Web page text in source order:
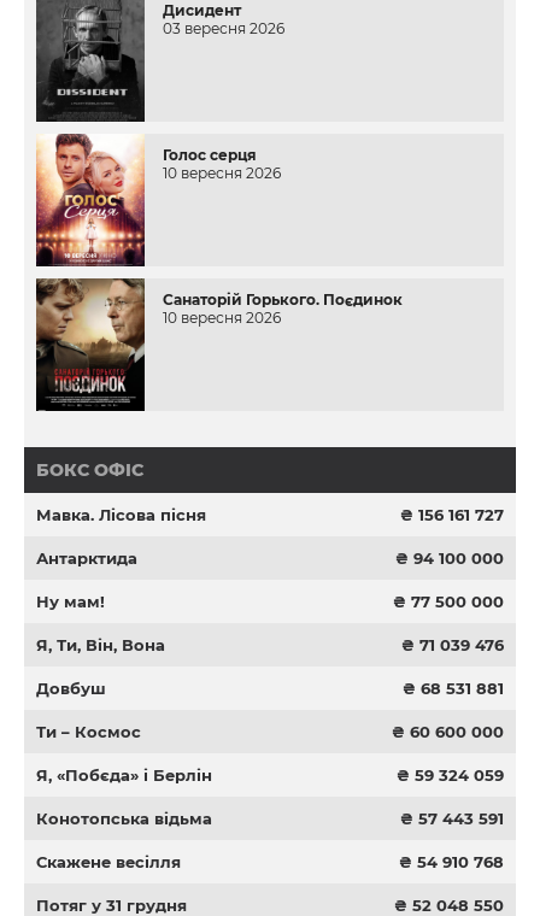
Дисидент
03 вересня 2026
Голос серця
10 вересня 2026
Санаторій Горького. Поєдинок
10 вересня 2026
БОКС ОФІС
Мавка. Лісова пісня ₴ 156 161 727
Антарктида ₴ 94 100 000
Ну мам! ₴ 77 500 000
Я, Ти, Він, Вона ₴ 71 039 476
Довбуш ₴ 68 531 881
Ти – Космос ₴ 60 600 000
Я, «Побєда» і Берлін ₴ 59 324 059
Конотопська відьма ₴ 57 443 591
Скажене весілля ₴ 54 910 768
Потяг у 31 грудня ₴ 52 048 550